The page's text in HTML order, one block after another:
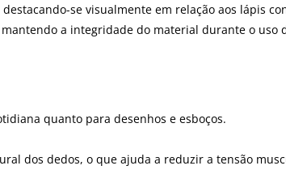
se visualmente em relação aos lápis
a integridade do material durante o uso
quanto para desenhos e esboços.
dos dedos, o que ajuda a reduzir a tensão